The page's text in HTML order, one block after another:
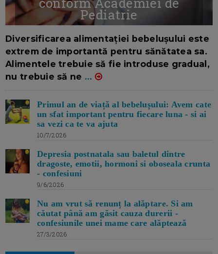
Pediatrie
Diversificarea alimentației bebelușului este
extrem de importantă pentru sănătatea sa.
Alimentele trebuie să fie introduse gradual,
nu trebuie să ne ...
Primul an de viață al bebelușului: Avem cate
un sfat important pentru fiecare luna - si ai
sa vezi ca te va ajuta
10/7/2026
Depresia postnatala sau baletul dintre
dragoste, emotii, hormoni si oboseala crunta
- confesiuni
9/6/2026
Nu am vrut să renunț la alăptare. Si am
căutat până am găsit cauza durerii -
confesiunile unei mame care alăptează
27/3/2026